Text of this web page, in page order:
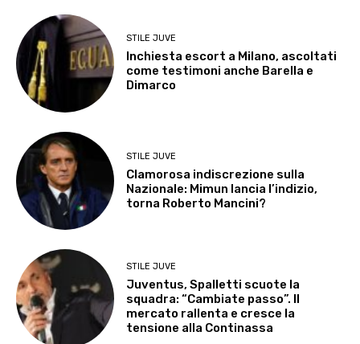
STILE JUVE
Inchiesta escort a Milano, ascoltati
come testimoni anche Barella e
Dimarco
STILE JUVE
Clamorosa indiscrezione sulla
Nazionale: Mimun lancia l’indizio,
torna Roberto Mancini?
STILE JUVE
Juventus, Spalletti scuote la
squadra: “Cambiate passo”. Il
mercato rallenta e cresce la
tensione alla Continassa